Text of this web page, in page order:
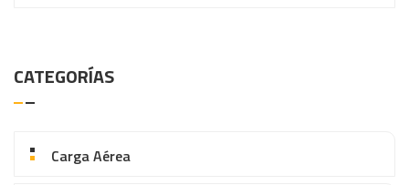
CATEGORÍAS
Carga Aérea